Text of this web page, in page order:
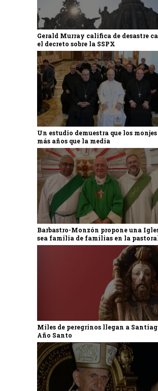
Gerald Murray califica de desastre
el decreto sobre la SSPX
Un estudio demuestra que los
más años que la media
Barbastro-Monzón propone una
sea familia de familias en la
Miles de peregrinos llegan a
Año Santo